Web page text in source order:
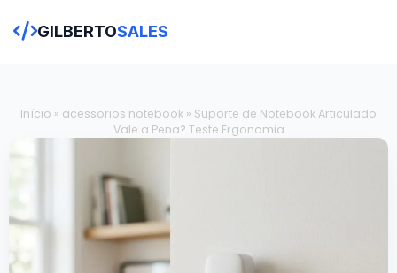
GILBERTOSALES
Início » acessorios notebook » Suporte de Notebook Articulado
Vale a Pena? Teste Ergonomia